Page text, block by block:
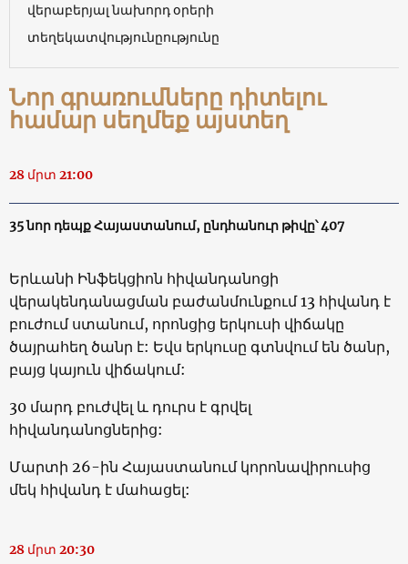
վերաբերյալ նախորդ օրերի
տեղեկատվությունըությունը
Նոր գրառումները դիտելու
համար սեղմեք այստեղ
28 մրտ 21:00
35 նոր դեպք Հայաստանում, ընդհանուր թիվը՝ 407
Երևանի Ինֆեկցիոն հիվանդանոցի
վերակենդանացման բաժանմունքում 13 հիվանդ է
բուժում ստանում, որոնցից երկուսի վիճակը
ծայրահեղ ծանր է: Եվս երկուսը գտնվում են ծանր,
բայց կայուն վիճակում:
30 մարդ բուժվել և դուրս է գրվել
հիվանդանոցներից:
Մարտի 26-ին Հայաստանում կորոնավիրուսից
մեկ հիվանդ է մահացել:
28 մրտ 20:30